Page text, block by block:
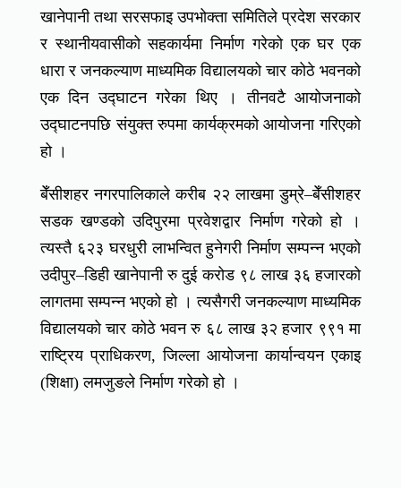
खानेपानी तथा सरसफाइ उपभोक्ता समितिले प्रदेश सरकार
र स्थानीयवासीको सहकार्यमा निर्माण गरेको एक घर एक
धारा र जनकल्याण माध्यमिक विद्यालयको चार कोठे भवनको
एक दिन उद्घाटन गरेका थिए । तीनवटै आयोजनाको
उद्घाटनपछि संयुक्त रुपमा कार्यक्रमको आयोजना गरिएको
हो ।
बेँसीशहर नगरपालिकाले करीब २२ लाखमा डुम्रे–बेँसीशहर
सडक खण्डको उदिपुरमा प्रवेशद्वार निर्माण गरेको हो ।
त्यस्तै ६२३ घरधुरी लाभन्वित हुनेगरी निर्माण सम्पन्न भएको
उदीपुर–डिही खानेपानी रु दुई करोड ९८ लाख ३६ हजारको
लागतमा सम्पन्न भएको हो । त्यसैगरी जनकल्याण माध्यमिक
विद्यालयको चार कोठे भवन रु ६८ लाख ३२ हजार ९९१ मा
राष्ट्रिय प्राधिकरण, जिल्ला आयोजना कार्यान्वयन एकाइ
(शिक्षा) लमजुङले निर्माण गरेको हो ।